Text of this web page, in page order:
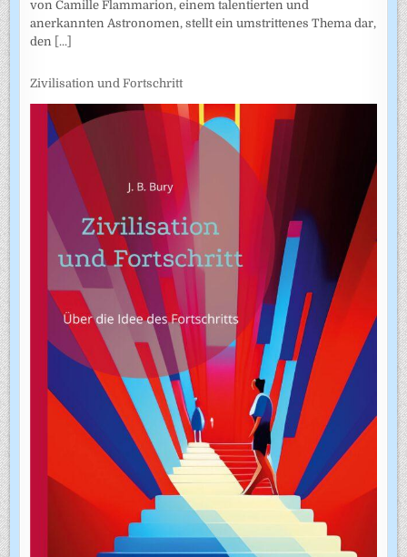
von Camille Flammarion, einem talentierten und
anerkannten Astronomen, stellt ein umstrittenes Thema dar,
den [...]
Zivilisation und Fortschritt